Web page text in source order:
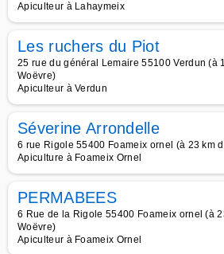
Apiculteur à Lahaymeix
Les ruchers du Piot
25 rue du général Lemaire 55100 Verdun (à
Woëvre)
Apiculteur à Verdun
Séverine Arrondelle
6 rue Rigole 55400 Foameix ornel (à 23 km
Apiculture à Foameix Ornel
PERMABEES
6 Rue de la Rigole 55400 Foameix ornel (à
Woëvre)
Apiculteur à Foameix Ornel